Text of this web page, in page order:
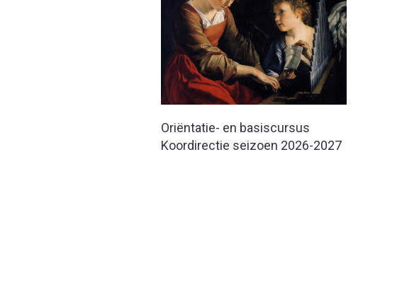
Oriëntatie- en basiscursus
Koordirectie seizoen 2026-2027